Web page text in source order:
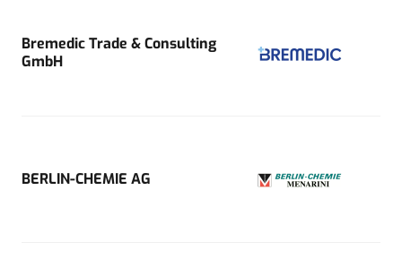
Bremedic Trade & Consulting
GmbH
BERLIN-CHEMIE AG